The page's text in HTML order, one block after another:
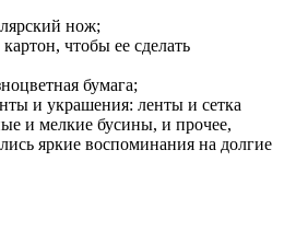
нож;
чтобы ее сделать
бумага;
и украшения: ленты и сетка
и мелкие бусины, и прочее,
яркие воспоминания на долгие